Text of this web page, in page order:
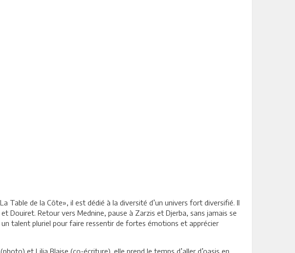
Table de la Côte», il est dédié à la diversité d’un univers fort diversifié. Il
Douiret. Retour vers Mednine, pause à Zarzis et Djerba, sans jamais se
talent pluriel pour faire ressentir de fortes émotions et apprécier
et Lilia Blaise (co-écriture), elle prend le temps d’aller d’oasis en